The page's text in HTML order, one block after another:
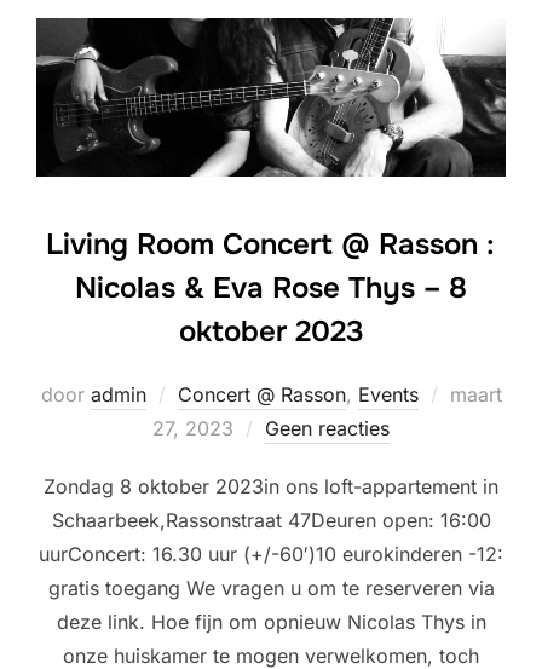
Living Room Concert @ Rasson :
Nicolas & Eva Rose Thys – 8
oktober 2023
door admin Concert @ Rasson, Events
Geplaatst
maart
27, 2023
Geen reacties
Zondag 8 oktober 2023in ons loft-appartement in
Schaarbeek,Rassonstraat 47Deuren open: 16:00
uurConcert: 16.30 uur (+/-60′)10 eurokinderen -12:
gratis toegang We vragen u om te reserveren via
deze link. Hoe fijn om opnieuw Nicolas Thys in
onze huiskamer te mogen verwelkomen, toch